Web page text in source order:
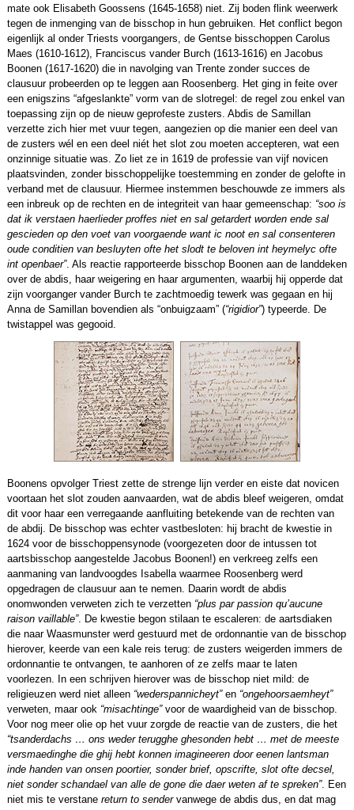
mate ook Elisabeth Goossens (1645-1658) niet. Zij boden flink weerwerk
tegen de inmenging van de bisschop in hun gebruiken. Het conflict begon
eigenlijk al onder Triests voorgangers, de Gentse bisschoppen Carolus
Maes (1610-1612), Franciscus vander Burch (1613-1616) en Jacobus
Boonen (1617-1620) die in navolging van Trente zonder succes de
clausuur probeerden op te leggen aan Roosenberg. Het ging in feite over
een enigszins “afgeslankte” vorm van de slotregel: de regel zou enkel van
toepassing zijn op de nieuw geprofeste zusters. Abdis de Samillan
verzette zich hier met vuur tegen, aangezien op die manier een deel van
de zusters wél en een deel niét het slot zou moeten accepteren, wat een
onzinnige situatie was. Zo liet ze in 1619 de professie van vijf novicen
plaatsvinden, zonder bisschoppelijke toestemming en zonder de gelofte in
verband met de clausuur. Hiermee instemmen beschouwde ze immers als
een inbreuk op de rechten en de integriteit van haar gemeenschap: “soo is
dat ik verstaen haerlieder proffes niet en sal getardert worden ende sal
gescieden op den voet van voorgaende want ic noot en sal consenteren
oude conditien van besluyten ofte het slodt te beloven int heymelyc ofte
int openbaer”. Als reactie rapporteerde bisschop Boonen aan de landdeken
over de abdis, haar weigering en haar argumenten, waarbij hij opperde dat
zijn voorganger vander Burch te zachtmoedig tewerk was gegaan en hij
Anna de Samillan bovendien als “onbuigzaam” (“rigidior”) typeerde. De
twistappel was gegooid.
Boonens opvolger Triest zette de strenge lijn verder en eiste dat novicen
voortaan het slot zouden aanvaarden, wat de abdis bleef weigeren, omdat
dit voor haar een verregaande aanfluiting betekende van de rechten van
de abdij. De bisschop was echter vastbesloten: hij bracht de kwestie in
1624 voor de bisschoppensynode (voorgezeten door de intussen tot
aartsbisschop aangestelde Jacobus Boonen!) en verkreeg zelfs een
aanmaning van landvoogdes Isabella waarmee Roosenberg werd
opgedragen de clausuur aan te nemen. Daarin wordt de abdis
onomwonden verweten zich te verzetten “plus par passion qu’aucune
raison vaillable”. De kwestie begon stilaan te escaleren: de aartsdiaken
die naar Waasmunster werd gestuurd met de ordonnantie van de bisschop
hierover, keerde van een kale reis terug: de zusters weigerden immers de
ordonnantie te ontvangen, te aanhoren of ze zelfs maar te laten
voorlezen. In een schrijven hierover was de bisschop niet mild: de
religieuzen werd niet alleen “wederspannicheyt”en “ongehoorsaemheyt”
verweten, maar ook “misachtinge”voor de waardigheid van de bisschop.
Voor nog meer olie op het vuur zorgde de reactie van de zusters, die het
“tsanderdachs … ons weder terugghe ghesonden hebt … met de meeste
versmaedinghe die ghij hebt konnen imagineeren door eenen lantsman
inde handen van onsen poortier, sonder brief, opscrifte, slot ofte decsel,
niet sonder schandael van alle de gone die daer weten af te spreken”. Een
niet mis te verstane return to sendervanwege de abdis dus, en dat mag